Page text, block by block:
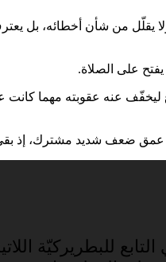
يقلّل من شأن أخطائه، بل
على الصلاة.
عنه عقوبته مهما
عمق ضعف شديد مشترك، إذ
للبطريركيّة